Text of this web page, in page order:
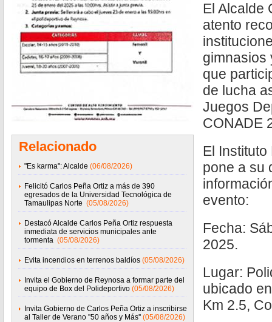
Relacionado
"Es karma": Alcalde (06/08/2026)
Felicitó Carlos Peña Ortiz a más de 390
egresados de la Universidad Tecnológica de
Tamaulipas Norte (05/08/2026)
Destacó Alcalde Carlos Peña Ortiz respuesta
inmediata de servicios municipales ante
tormenta (05/08/2026)
Evita incendios en terrenos baldíos (05/08/2026)
Invita el Gobierno de Reynosa a formar parte del
equipo de Box del Polideportivo (05/08/2026)
Invita Gobierno de Carlos Peña Ortiz a inscribirse
al Taller de Verano ''50 años y Más'' (05/08/2026)
El Alcalde
atento
gimnasios
que
de lucha
Juegos
CONADE
El
pone a su
evento:
Fecha:
2025.
Lugar:
ubicado
Km 2.5,